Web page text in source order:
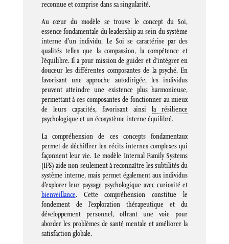
reconnue et comprise dans sa singularité.
Au cœur du modèle se trouve le concept du Soi,
essence fondamentale du leadership au sein du système
interne d’un individu. Le Soi se caractérise par des
qualités telles que la compassion, la compétence et
l’équilibre. Il a pour mission de guider et d’intégrer en
douceur les différentes composantes de la psyché. En
favorisant une approche autodirigée, les individus
peuvent atteindre une existence plus harmonieuse,
permettant à ces composantes de fonctionner au mieux
de leurs capacités, favorisant ainsila résilience
psychologique et un écosystème interne équilibré.
La compréhension de ces concepts fondamentaux
permet de déchiffrer les récits internes complexes qui
façonnent leur vie. Le modèle Internal Family Systems
(IFS) aide non seulement à reconnaître les subtilités du
système interne, mais permet également aux individus
d’explorer leur paysage psychologique avec curiosité et
bienveillance. Cette compréhension constitue le
fondement de l’exploration thérapeutique et du
développement personnel, offrant une voie pour
aborder les problèmes de santé mentale et améliorer la
satisfaction globale.